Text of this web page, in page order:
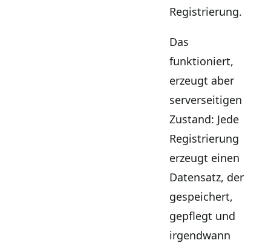
Registrierung.
Das
funktioniert,
erzeugt aber
serverseitigen
Zustand: Jede
Registrierung
erzeugt einen
Datensatz, der
gespeichert,
gepflegt und
irgendwann